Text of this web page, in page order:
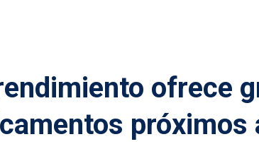
ofrece
próximos